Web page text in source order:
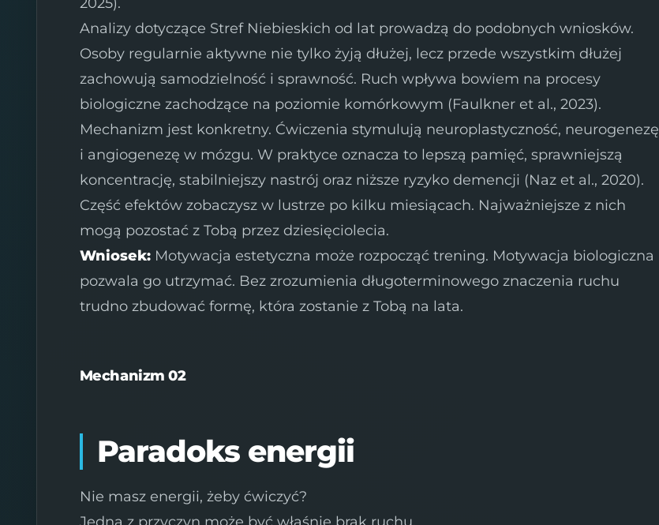
Analizy dotyczące Stref Niebieskich od lat prowadzą do podobnych wniosków.
Osoby regularnie aktywne nie tylko żyją dłużej, lecz przede wszystkim dłużej
zachowują samodzielność i sprawność. Ruch wpływa bowiem na procesy
biologiczne zachodzące na poziomie komórkowym (Faulkner et al., 2023).
Mechanizm jest konkretny. Ćwiczenia stymulują neuroplastyczność, neurogenezę
i angiogenezę w mózgu. W praktyce oznacza to lepszą pamięć, sprawniejszą
koncentrację, stabilniejszy nastrój oraz niższe ryzyko demencji (Naz et al., 2020).
Część efektów zobaczysz w lustrze po kilku miesiącach. Najważniejsze z nich
mogą pozostać z Tobą przez dziesięciolecia.
Wniosek:Motywacja estetyczna może rozpocząć trening. Motywacja biologiczna
pozwala go utrzymać. Bez zrozumienia długoterminowego znaczenia ruchu
trudno zbudować formę, która zostanie z Tobą na lata.
Mechanizm 02
Paradoks energii
Nie masz energii, żeby ćwiczyć?